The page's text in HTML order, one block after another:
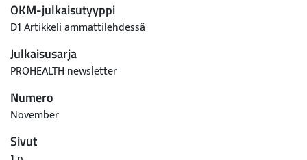
OKM-julkaisutyyppi
D1 Artikkeli ammattilehdessä
Julkaisusarja
PROHEALTH newsletter
Numero
November
Sivut